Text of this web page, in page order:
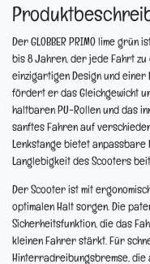
Der GLOBBER PRIMO lime
bis 8 Jahren, der jede Fahrt zu
einzigartigen Design und einer
fördert er das Gleichgewicht
haltbaren PU-Rollen und das
sanftes Fahren auf
Lenkstange bietet anpassbare
Langlebigkeit des Scooters
Der Scooter ist mit
optimalen Halt sorgen. Die
Sicherheitsfunktion, die das
kleinen Fahrer stärkt. Für
Hinterradreibungsbremse, die